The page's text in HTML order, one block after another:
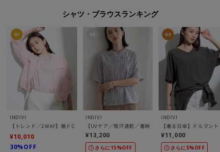
シャツ・ブラウスランキング
INDIVI
【トレンド／2WAY】裾ドロスト付きシアーブラウスブルゾン
¥10,010
30%OFF
INDIVI
【UVケア／吸汗速乾／着映え】フリルピンタックブラウ
¥13,200
さらに15%OFF
INDIVI
【着る日傘】ドルマン
¥11,000
さらに5%OFF